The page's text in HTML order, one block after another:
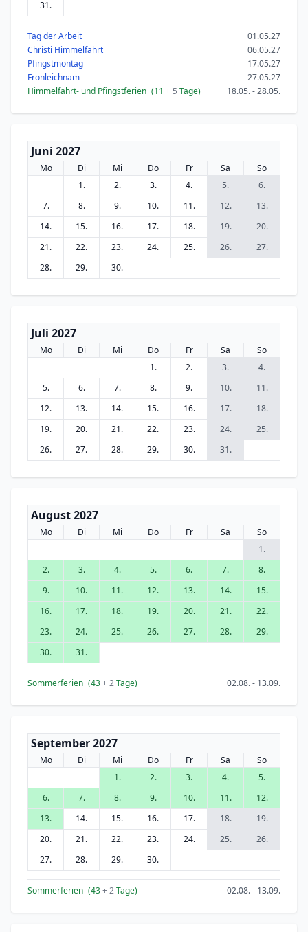
31.
Tag der Arbeit
01.05.27
Christi Himmelfahrt
06.05.27
Pfingstmontag
17.05.27
Fronleichnam
27.05.27
Himmelfahrt- und Pfingstferien (11 + 5 Tage) 18.05. - 28.05.
Juni 2027
Mo Di Mi Do Fr Sa
So
1.
2. 3. 4. 5.
6.
7.
8. 9. 10. 11. 12.
13.
14.
15. 16. 17. 18. 19.
20.
21.
22. 23. 24. 25. 26.
27.
28.
29. 30.
Juli 2027
Mo Di Mi Do Fr Sa
So
1.
2. 3.
4.
5.
6. 7. 8. 9. 10.
11.
12.
13. 14. 15. 16. 17.
18.
19.
20. 21. 22. 23. 24.
25.
26.
27. 28. 29. 30. 31.
August 2027
Mo Di Mi Do Fr Sa
So
1.
2.
3. 4. 5. 6. 7.
8.
9.
10. 11. 12. 13. 14.
15.
16.
17. 18. 19. 20. 21.
22.
23.
24. 25. 26. 27. 28.
29.
30.
31.
Sommerferien (43+ 2Tage) 02.08. - 13.09.
September 2027
Mo Di Mi Do Fr Sa
So
1.
2. 3. 4.
5.
6.
7. 8. 9. 10. 11.
12.
13.
14. 15. 16. 17. 18.
19.
20.
21. 22. 23. 24. 25.
26.
27.
28. 29. 30.
Sommerferien (43+ 2Tage) 02.08. - 13.09.